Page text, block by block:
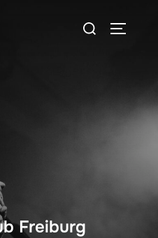
Suchen
Freiburg